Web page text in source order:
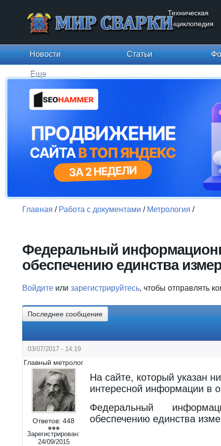
Техническая
энциклопедия
Новости Статьи
Еще
Главная / Работа с документами / Метрология /
Федеральный
обеспечению единства
Войдите или зарегистрируйтесь, чтобы отправлять
Последнее сообщение
03/07/2017 - 14:19
Главный метролог
Ответов: 448
Зарегистрирован:
24/09/2015
На сайте, который указан
интересной информации в
Федеральный
обеспечению единства